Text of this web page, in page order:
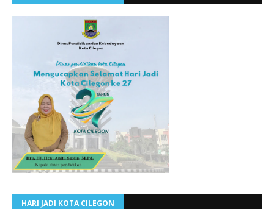
HARI JADI KOTA CILEGON